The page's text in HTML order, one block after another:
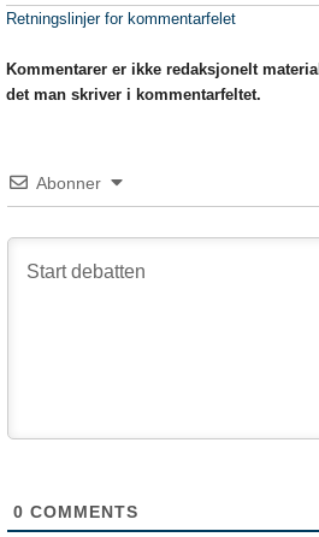
Retningslinjer for kommentarfelet
Kommentarer er ikke redaksjonelt
det man skriver i kommentarfeltet.
Abonner
0 COMMENTS